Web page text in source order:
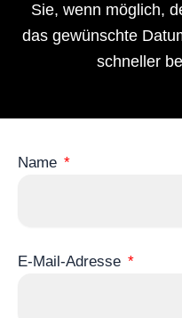
Sie, wenn möglich,
das gewünschte
schneller
Name
E-Mail-Adresse